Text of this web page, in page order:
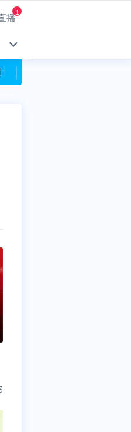
播1
掉也錯